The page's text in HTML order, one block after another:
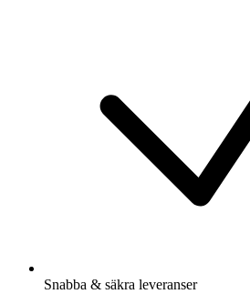
Snabba & säkra leveranser